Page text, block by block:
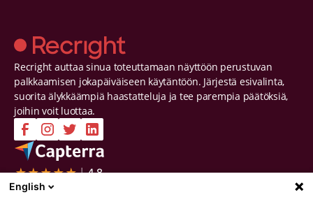
Recright auttaa sinua toteuttamaan näyttöön perustuvan
palkkaamisen jokapäiväiseen käytäntöön. Järjestä esivalinta,
suorita älykkäämpiä haastatteluja ja tee parempia päätöksiä,
joihin voit luottaa.
Yritys
English